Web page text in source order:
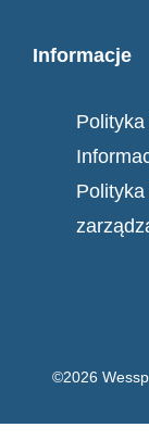
Informacje
©2026